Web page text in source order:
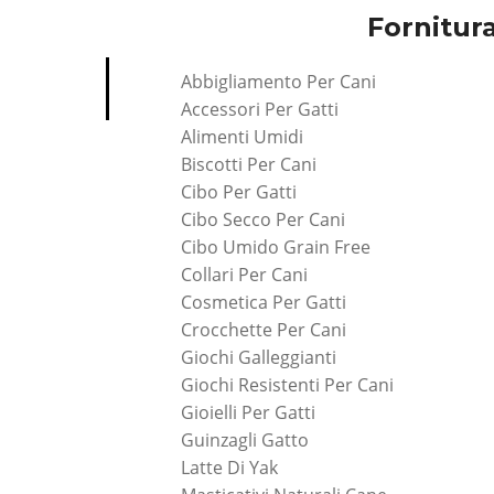
Abbigliamento Per Cani
Accessori Per Gatti
Alimenti Umidi
Biscotti Per Cani
Cibo Per Gatti
Cibo Secco Per Cani
Cibo Umido Grain Free
Collari Per Cani
Cosmetica Per Gatti
Crocchette Per Cani
Giochi Galleggianti
Giochi Resistenti Per Cani
Gioielli Per Gatti
Guinzagli Gatto
Latte Di Yak